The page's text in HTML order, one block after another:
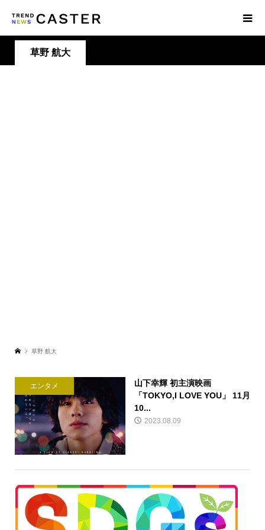
草野 航大
草野 航大
エンタメ
山下幸輝 初主演映画
「TOKYO,I LOVE YOU」 11月
10...
2023.08.09